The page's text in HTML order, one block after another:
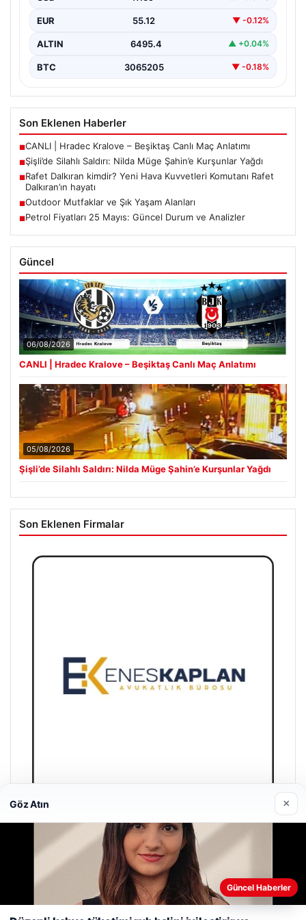
EUR 55.12 ▼ -0.12%
ALTIN 6495.4 ▲ +0.04%
BTC 3065205 ▼ -0.18%
Son Eklenen Haberler
■CANLI | Hradec Kralove – Beşiktaş Canlı Maç Anlatımı
■Şişli’de Silahlı Saldırı: Nilda Müge Şahin’e Kurşunlar Yağdı
■Rafet Dalkıran kimdir? Yeni Hava Kuvvetleri Komutanı Rafet
Dalkıran’ın hayatı
■Outdoor Mutfaklar ve Şık Yaşam Alanları
■Petrol Fiyatları 25 Mayıs: Güncel Durum ve Analizler
Güncel
06/08/2026
CANLI | Hradec Kralove – Beşiktaş Canlı Maç Anlatımı
05/08/2026
Şişli’de Silahlı Saldırı: Nilda Müge Şahin’e Kurşunlar Yağdı
Son Eklenen Firmalar
Enes Kaplan Avukatlık Bürosu
28/04/2026
Web sitemizi nasıl kullandığınızı daha iyi anlayabilmek,
Göz Atın ×
Güncel Haberler